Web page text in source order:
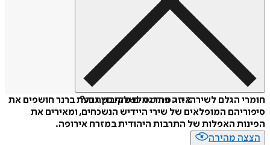
איזה פורמט לשלוח כמתנה?
חומרי הגלם לשירה: זוג מתרגמים מקיבוץ גבעת ברנר חושפים את
סיפוריהם המופלאים של שירי היידיש הנשכחים, ומאירים את
הפינות האפלות של התרבות היהודית במזרח אירופה.
הצצה מהירה